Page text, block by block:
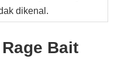
dikenal.
Bait